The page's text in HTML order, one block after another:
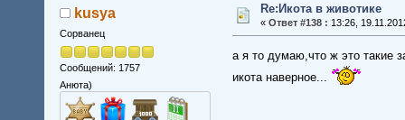
kusya
Сорванец
Сообщений: 1757
Анюта)
Re:Икота в животике
« Ответ #138 : 13:26,
а я то думаю,что ж это такие
икота наверное...